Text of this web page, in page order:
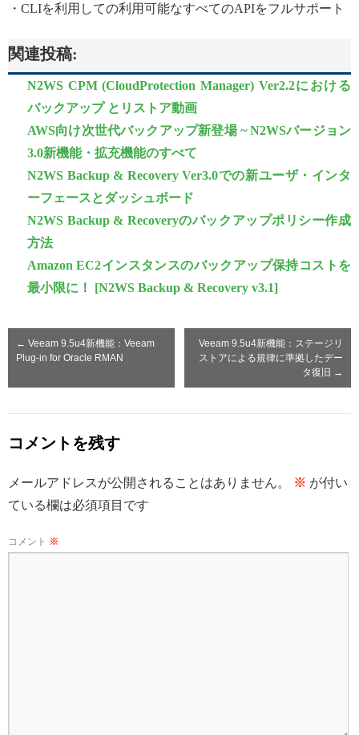
・CLIを利用しての利用可能なすべてのAPIをフルサポート
関連投稿:
N2WS CPM (CloudProtection Manager) Ver2.2における
バックアップ とリストア動画
AWS向け次世代バックアップ新登場 ~ N2WSバージョン
3.0新機能・拡充機能のすべて
N2WS Backup & Recovery Ver3.0での新ユーザ・インタ
ーフェースとダッシュボード
N2WS Backup & Recoveryのバックアップポリシー作成
方法
Amazon EC2インスタンスのバックアップ保持コストを
最小限に！ [N2WS Backup & Recovery v3.1]
← Veeam 9.5u4新機能：Veeam
Plug-in for Oracle RMAN
Veeam 9.5u4新機能：ステージリ
ストアによる規律に準拠したデー
タ復旧 →
コメントを残す
メールアドレスが公開されることはありません。 ※ が付い
ている欄は必須項目です
コメント ※